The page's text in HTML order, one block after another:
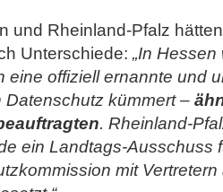
und Rheinland-Pfalz
Unterschiede: „In
eine offiziell ernannte und
kümmert –
. Rheinland-
ein Landtags-Ausschuss
mit